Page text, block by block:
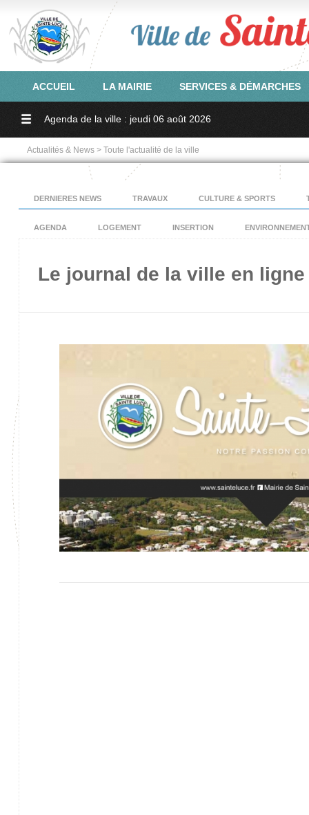
ACCUEIL LA MAIRIE SERVICES & DÉMARCHES
Agenda de la ville : jeudi 06 août 2026
Actualités & News > Toute l'actualité de la ville
DERNIERES NEWS TRAVAUX CULTURE & SPORTS
AGENDA LOGEMENT INSERTION
Le journal de la ville en ligne